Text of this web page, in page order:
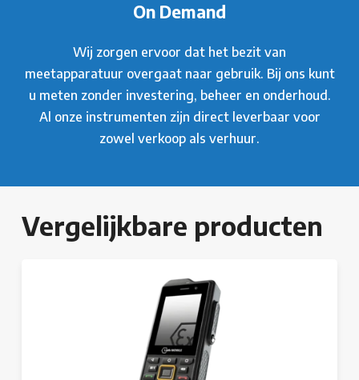
On Demand
Wij zorgen ervoor dat het bezit van
meetapparatuur overgaat naar gebruik. Bij ons kunt
u meten zonder investering, beheer en onderhoud.
Al onze instrumenten zijn direct leverbaar voor
zowel verkoop als verhuur.
Vergelijkbare producten